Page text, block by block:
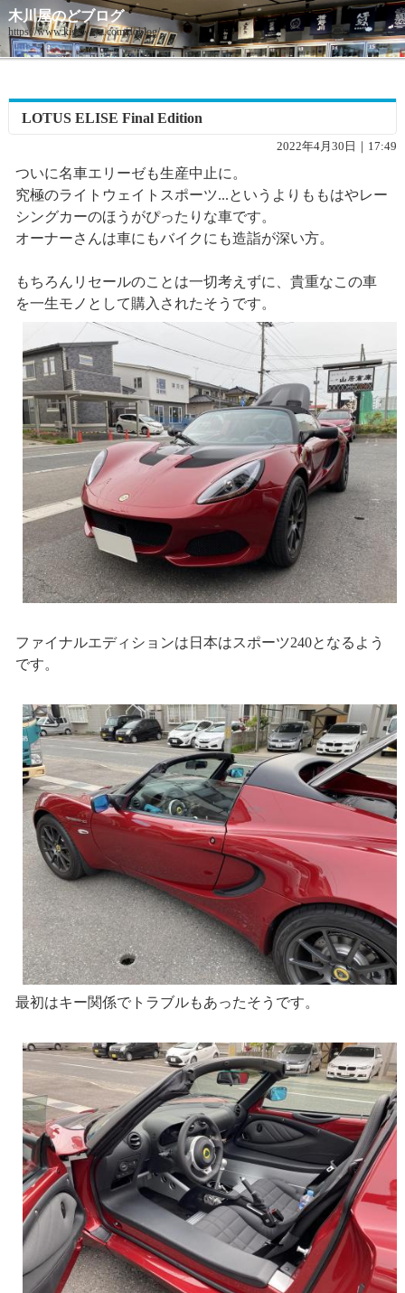
木川屋のどブログ
https://www.kigawaya.com/doblog/
LOTUS ELISE Final Edition
2022年4月30日｜17:49
ついに名車エリーゼも生産中止に。
究極のライトウェイトスポーツ...というよりももはやレー
シングカーのほうがぴったりな車です。
オーナーさんは車にもバイクにも造詣が深い方。
もちろんリセールのことは一切考えずに、貴重なこの車
を一生モノとして購入されたそうです。
ファイナルエディションは日本はスポーツ240となるよう
です。
最初はキー関係でトラブルもあったそうです。